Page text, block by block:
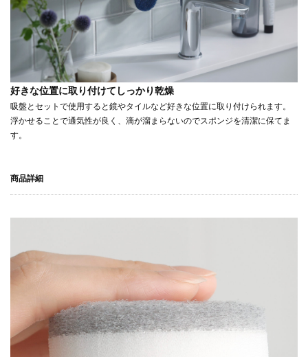
好きな位置に取り付けてしっかり乾燥
吸盤とセットで使用すると鏡やタイルなど好きな位置に取り付けられます。
浮かせることで通気性が良く、滴が溜まらないのでスポンジを清潔に保てま
す。
商品詳細